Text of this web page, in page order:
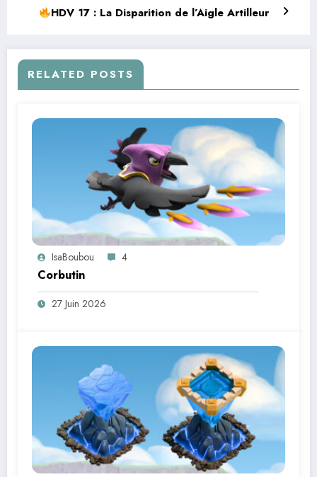
HDV 17 : La Disparition de l’Aigle Artilleur
RELATED POSTS
IsaBoubou 4
Corbutin
27 Juin 2026